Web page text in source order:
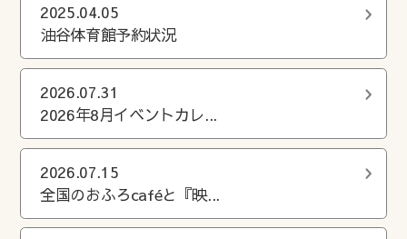
2025.04.05
油谷体育館予約状況
2026.07.31
2026年8月イベントカレ...
2026.07.15
全国のおふろcaféと『映...